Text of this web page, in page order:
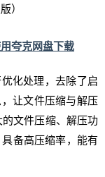
）
夸克网盘下载
化处理，去除了启
让文件压缩与解压
文件压缩、解压功
备高压缩率，能有